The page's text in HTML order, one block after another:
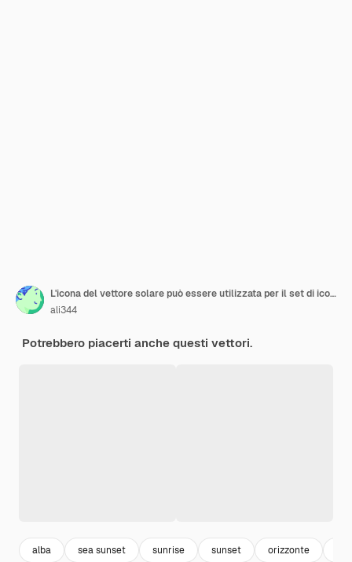
L'icona del vettore solare può essere utilizzata per il set di icone del deserto
ali344
Potrebbero piacerti anche questi vettori.
alba sea sunset sunrise sunset orizzonte